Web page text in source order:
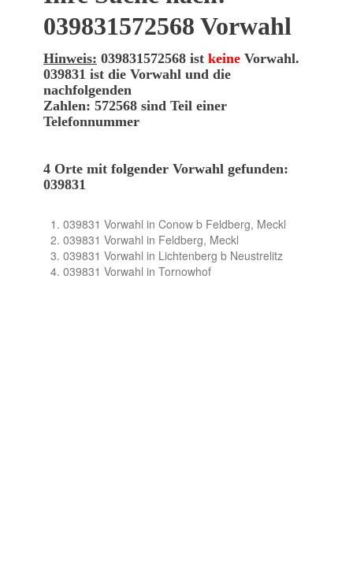
039831572568 Vorwahl
Hinweis: 039831572568 ist keine Vorwahl.
039831 ist die Vorwahl und die
nachfolgenden
Zahlen: 572568 sind Teil einer
Telefonnummer
4 Orte mit folgender Vorwahl gefunden:
039831
039831 Vorwahl in Conow b Feldberg, Meckl
039831 Vorwahl in Feldberg, Meckl
039831 Vorwahl in Lichtenberg b Neustrelitz
039831 Vorwahl in Tornowhof